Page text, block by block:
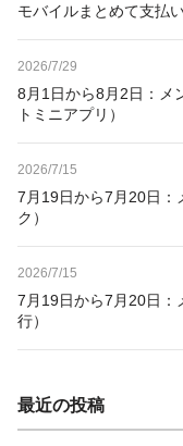
モバイルまとめて支払
2026/7/29
8月1日から8月2日：メ
トミニアプリ）
2026/7/15
7月19日から7月20日：
ク）
2026/7/15
7月19日から7月20日：
行）
最近の投稿